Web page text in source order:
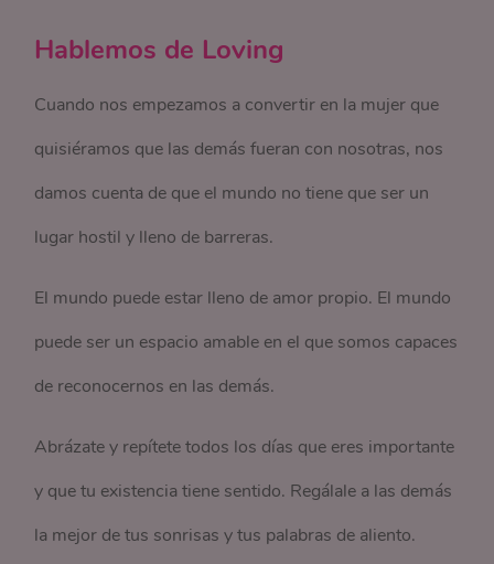
Hablemos de Loving
Cuando nos empezamos a convertir en la mujer que
quisiéramos que las demás fueran con nosotras, nos
damos cuenta de que el mundo no tiene que ser un
lugar hostil y lleno de barreras.
El mundo puede estar lleno de amor propio. El mundo
puede ser un espacio amable en el que somos capaces
de reconocernos en las demás.
Abrázate y repítete todos los días que eres importante
y que tu existencia tiene sentido. Regálale a las demás
la mejor de tus sonrisas y tus palabras de aliento.